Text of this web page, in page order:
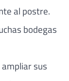
al postre.
bodegas
sus